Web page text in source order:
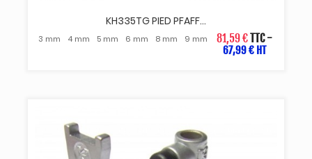
KH335TG PIED PFAFF...
3 mm 4 mm 5 mm 6 mm 8 mm 9 mm 81,59 €TTC-
67,99 € HT